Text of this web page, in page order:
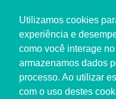
Utilizamos cookies
experiência e
como você interage
armazenamos dados
processo. Ao utilizar
com o uso destes
R. Construtor João Alves,
365
Serviço de Atendimento ao
Contato do DPO da
Conheça nossaPolítica